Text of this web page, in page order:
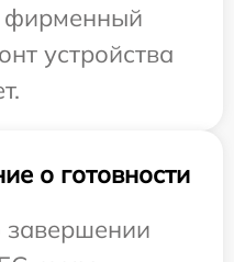
фирменный
устройства
о готовности